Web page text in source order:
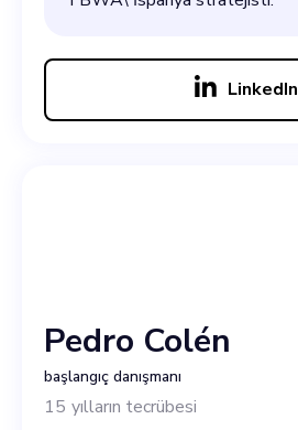
LinkedIn
Pedro Colén
başlangıç danışmanı
15 yılların tecrübesi